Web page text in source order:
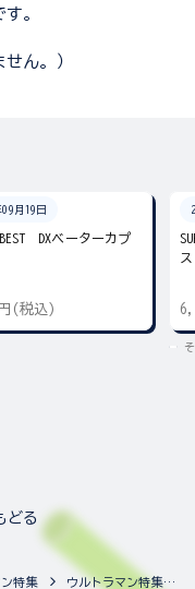
。
ん。）
09月19日
BEST DXベーターカプ
(税込)
ス
どる
特集 ウルトラマン特集の最新商品一覧